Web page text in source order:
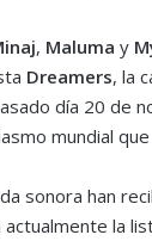
, Maluma y
Dreamers, la
día 20 de
mundial
sonora han
la